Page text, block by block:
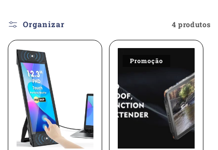
e
ç
ã
Organizar 4 produtos
Promoção